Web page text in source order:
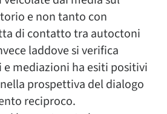
e non tanto con
di contatto tra autoctoni
laddove si verifica
mediazioni ha esiti positivi
prospettiva del dialogo
reciproco.